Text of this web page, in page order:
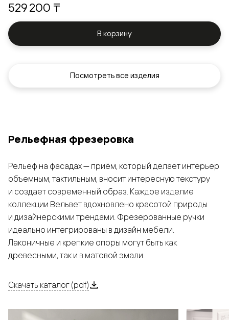
529 200 ₸
В корзину
Посмотреть все изделия
Рельефная фрезеровка
Рельеф на фасадах — приём, который делает интерьер
объемным, тактильным, вносит интересную текстуру
и создает современный образ. Каждое изделие
коллекции Вельвет вдохновлено красотой природы
и дизайнерскими трендами. Фрезерованные ручки
идеально интегрированы в дизайн мебели.
Лаконичные и крепкие опоры могут быть как
древесными, так и в матовой эмали.
Скачать каталог (pdf)